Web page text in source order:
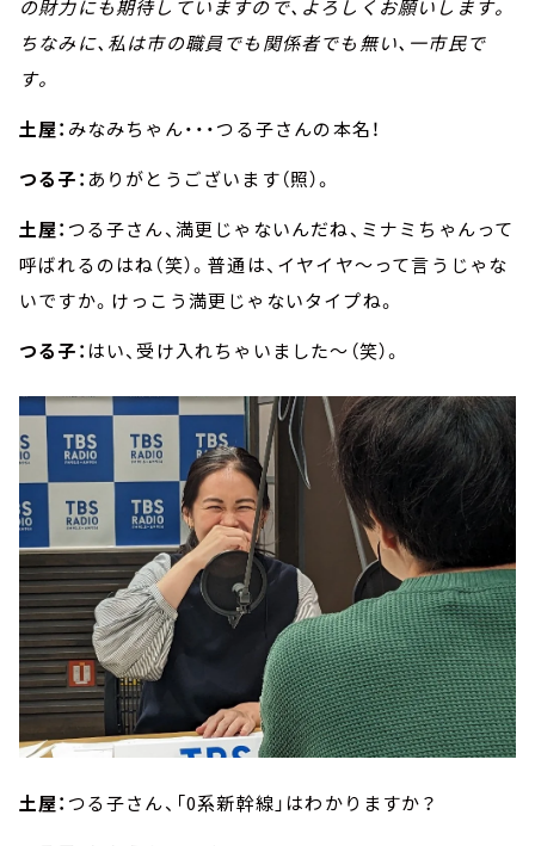
の財力にも期待していますので、よろしくお願いします。
ちなみに、私は市の職員でも関係者でも無い、一市民で
す。
土屋： みなみちゃん・・・つる子さんの本名！
つる子： ありがとうございます（照）。
土屋： つる子さん、満更じゃないんだね、ミナミちゃんって
呼ばれるのはね（笑）。普通は、イヤイヤ～って言うじゃな
いですか。けっこう満更じゃないタイプね。
つる子： はい、受け入れちゃいました～（笑）。
土屋： つる子さん、「0系新幹線」はわかりますか？